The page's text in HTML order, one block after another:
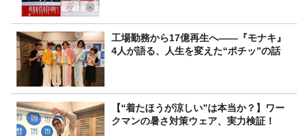
工場勤務から17億再生へ——『モナキ』
4人が語る、人生を変えた“ポチッ”の話
【“着たほうが涼しい”は本当か？】ワー
クマンの暑さ対策ウェア、実力検証！